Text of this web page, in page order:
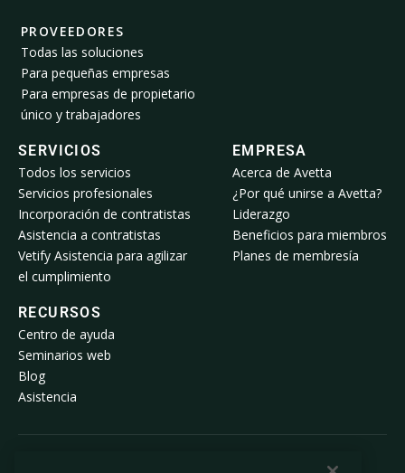
PROVEEDORES
Todas las soluciones
Para pequeñas empresas
Para empresas de propietario
único y trabajadores
SERVICIOS
Todos los servicios
Servicios profesionales
Incorporación de contratistas
Asistencia a contratistas
Vetify Asistencia para agilizar
el cumplimiento
EMPRESA
Acerca de Avetta
¿Por qué unirse a Avetta?
Liderazgo
Beneficios para miembros
Planes de membresía
RECURSOS
Centro de ayuda
Seminarios web
Blog
Asistencia